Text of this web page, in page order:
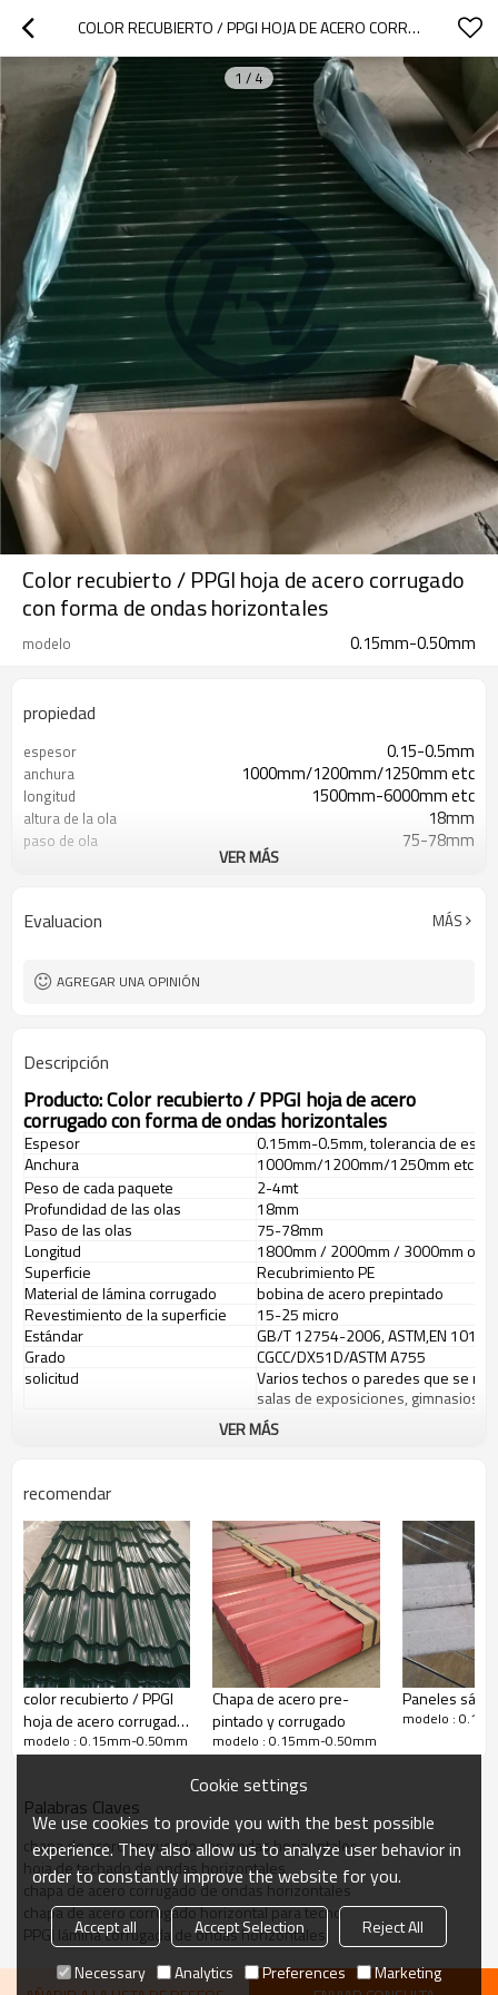
COLOR RECUBIERTO / PPGI HOJA DE ACERO CORRUGADO CON FORMA DE ONDAS HORIZONTALES
1 / 4
Color recubierto / PPGI hoja de acero corrugado
con forma de ondas horizontales
modelo 0.15mm-0.50mm
propiedad
espesor 0.15-0.5mm
anchura 1000mm/1200mm/1250mm etc
longitud 1500mm-6000mm etc
altura de la ola 18mm
paso de ola 75-78mm
Recubrimiento PE
Tipo de negocio fabricante
VER MÁS
Evaluacion MÁS
AGREGAR UNA OPINIÓN
Descripción
Producto: Color recubierto / PPGI hoja de acero
corrugado con forma de ondas horizontales
Espesor
0.15mm-0.5mm, tolerancia de
Anchura
1000mm/1200mm/1250mm etc
Peso de cada paquete
2-4mt
Profundidad de las olas
18mm
Paso de las olas
75-78mm
Longitud
1800mm / 2000mm / 3000mm o
Superficie
Recubrimiento PE
Material de lámina corrugado
bobina de acero prepintado
Revestimiento de la superficie
15-25 micro
Estándar
GB/T 12754-2006, ASTM,EN
Grado
CGCC/DX51D/ASTM A755
solicitud
Varios techos o paredes que se
salas de exposiciones, gimnasios,
VER MÁS
recomendar
color recubierto / PPGI
hoja de acero corrugado
con azulejo esmaltado
modelo : 0.15mm-0.50mm
Chapa de acero pre-
pintado y corrugado
modelo : 0.15mm-0.50mm
Paneles
modelo :
Palabras Claves
chapa de acero corrugado con ondas horizontales
hoja de techado de ondas horizontales
chapa de acero corrugado de ondas horizontales
chapa de acero corrugado horizontal para techo
PPGI lámina corrugada de ondas horizontales
Cookie settings
We use cookies to provide you with the best possible
experience. They also allow us to analyze user behavior in
order to constantly improve the website for you.
Accept all Accept Selection
Reject All
Necessary
Analytics Preferences Marketing